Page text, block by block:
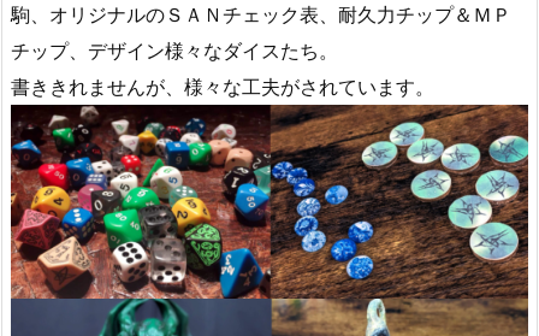
駒、オリジナルのＳＡＮチェック表、耐久力チップ＆ＭＰ
チップ、デザイン様々なダイスたち。
書ききれませんが、様々な工夫がされています。